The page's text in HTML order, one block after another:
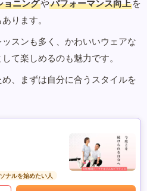
ョニングやパフォーマンス向上 を
ります。
スンも多く、かわいいウェアな
て楽しめるのも魅力です。
、まずは自分に合うスタイルを
ナルを始めたい人